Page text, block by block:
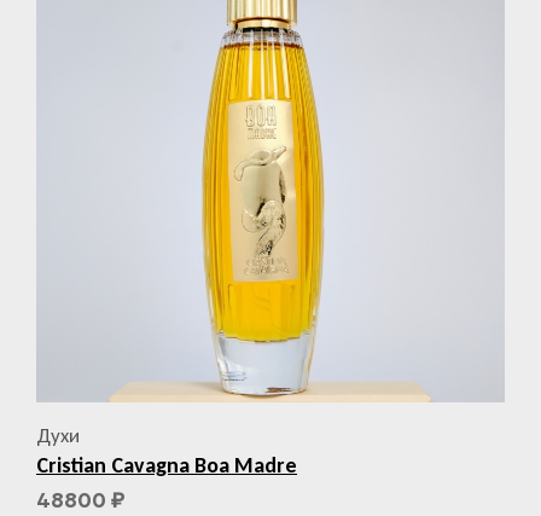
Духи
Cristian Cavagna Boa Madre
48800 ₽